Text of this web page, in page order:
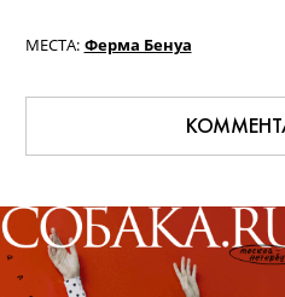
МЕСТА: Ферма Бенуа